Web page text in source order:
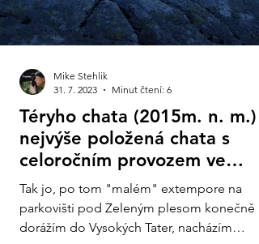
Téryho chata (2015m. n. m.) -
nejvýše položená chata s
celoročním provozem ve
Vysokých Tatrách!
Tak jo, po tom "malém" extempore na
parkovišti pod Zeleným plesom konečně
dorážím do Vysokých Tater, nacházím
Mike Stehlik
31. 7. 2023
Minut čtení: 6